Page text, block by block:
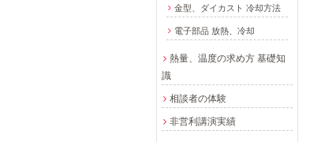
金型、ダイカスト 冷却方法
電子部品 放熱、冷却
熱量、温度の求め方 基礎知
識
相談者の体験
非営利講演実績